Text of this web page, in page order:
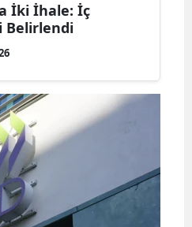
İki İhale: İç
Belirlendi